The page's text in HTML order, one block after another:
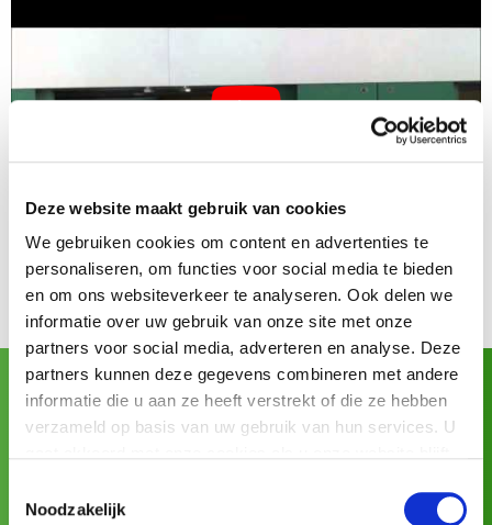
Deze website maakt gebruik van cookies
We gebruiken cookies om content en advertenties te
personaliseren, om functies voor social media te bieden
en om ons websiteverkeer te analyseren. Ook delen we
informatie over uw gebruik van onze site met onze
partners voor social media, adverteren en analyse. Deze
partners kunnen deze gegevens combineren met andere
informatie die u aan ze heeft verstrekt of die ze hebben
verzameld op basis van uw gebruik van hun services. U
Noodzakelijk
Visite GREEFA en: Asia Fruit Logistica (02/09/2026 -
04/09/2026)